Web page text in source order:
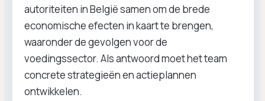
autoriteiten in België samen om de brede
economische efecten in kaart te brengen,
waaronder de gevolgen voor de
voedingssector. Als antwoord moet het team
concrete strategieën en actieplannen
ontwikkelen.